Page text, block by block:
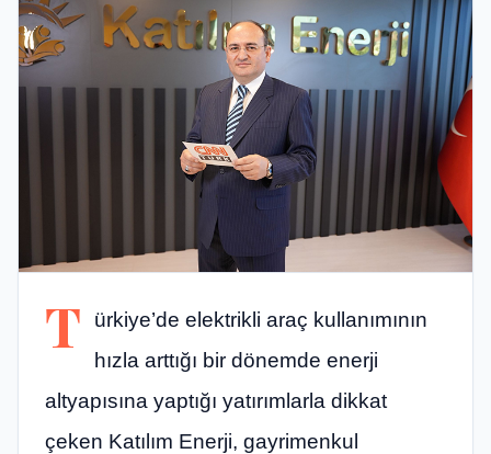
T
ürkiye’de elektrikli araç kullanımının
hızla arttığı bir dönemde enerji
altyapısına yaptığı yatırımlarla dikkat
çeken Katılım Enerji, gayrimenkul